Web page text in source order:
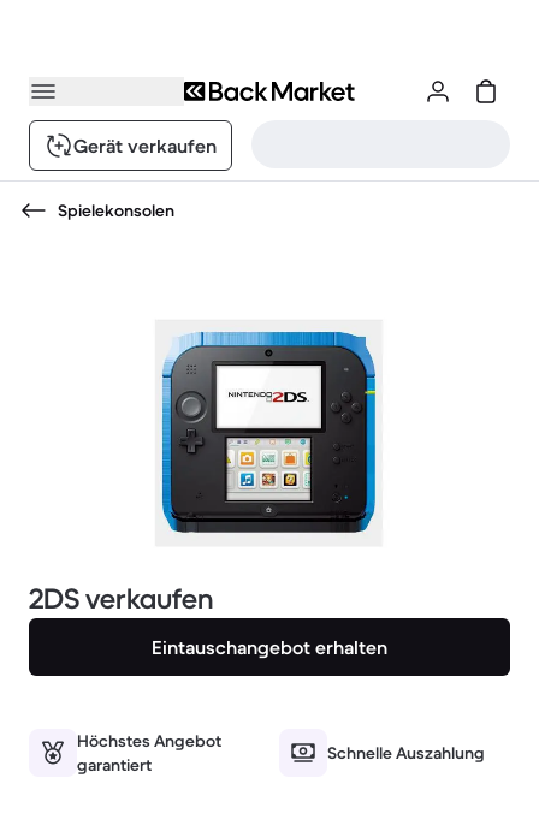
Gerät verkaufen
Spielekonsolen
2DS verkaufen
Eintauschangebot erhalten
Höchstes Angebot
garantiert
Schnelle Auszahlung